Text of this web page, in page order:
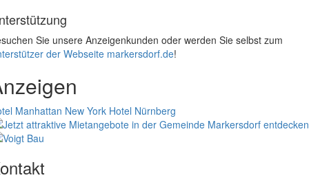
Sie unsere Anzeigenkunden oder werden Sie selbst zum
der Webseite markersdorf.de!
Manhattan New York Hotel Nürnberg